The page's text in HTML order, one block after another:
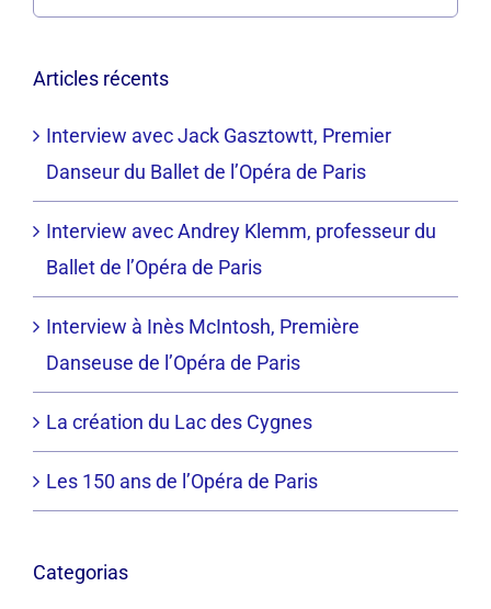
for:
Articles récents
Interview avec Jack Gasztowtt, Premier
Danseur du Ballet de l’Opéra de Paris
Interview avec Andrey Klemm, professeur du
Ballet de l’Opéra de Paris
Interview à Inès McIntosh, Première
Danseuse de l’Opéra de Paris
La création du Lac des Cygnes
Les 150 ans de l’Opéra de Paris
Categorias